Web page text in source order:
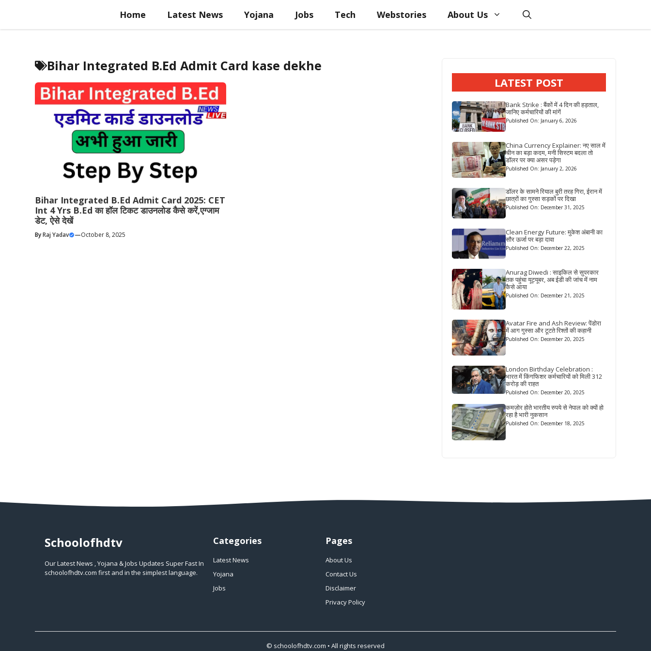
content
Home Latest News Yojana Jobs Tech Webstories About Us
Bihar Integrated B.Ed Admit Card kase dekhe
Bihar Integrated B.Ed Admit Card 2025: CET
Int 4 Yrs B.Ed का हॉल टिकट डाउनलोड कैसे करें,एग्जाम
डेट, ऐसे देखें
ByRaj Yadav —October 8, 2025
LATEST POST
Bank Strike : बैंकों में 4 दिन की हड़ताल,
जानिए कर्मचारियों की मांगें
Published On: January 6, 2026
China Currency Explainer: नए साल में
चीन का बड़ा कदम, मनी सिस्टम बदला तो
डॉलर पर क्या असर पड़ेगा
Published On: January 2, 2026
डॉलर के सामने रियाल बुरी तरह गिरा, ईरान में
छात्रों का गुस्सा सड़कों पर दिखा
Published On: December 31, 2025
Clean Energy Future: मुकेश अंबानी का
सौर ऊर्जा पर बड़ा दावा
Published On: December 22, 2025
Anurag Diwedi : साइकिल से सुपरकार
तक पहुंचा यूट्यूबर, अब ईडी की जांच में नाम
कैसे आया
Published On: December 21, 2025
Avatar Fire and Ash Review: पेंडोरा
में आग गुस्सा और टूटते रिश्तों की कहानी
Published On: December 20, 2025
London Birthday Celebration :
भारत में किंगफिशर कर्मचारियों को मिली 312
करोड़ की राहत
Published On: December 20, 2025
कमज़ोर होते भारतीय रुपये से नेपाल को क्यों हो
रहा है भारी नुकसान
Published On: December 18, 2025
Schoolofhdtv
Our Latest News , Yojana & Jobs Updates Super Fast In
schoolofhdtv.com first and in the simplest language.
Categories
Latest News
Yojana
Jobs
Pages
About Us
Contact Us
Disclaimer
Privacy Policy
© schoolofhdtv.com • All rights reserved